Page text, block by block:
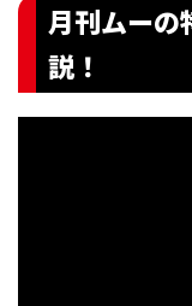
月刊ムーの
説！